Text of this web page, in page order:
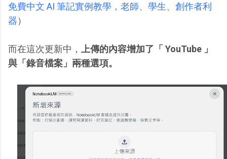
免費中文 AI 筆記實例教學，老師、學生、創作者利
器）
而在這次更新中，
上傳的內容增加了「 YouTube 」
與「錄音檔案」兩種選項。